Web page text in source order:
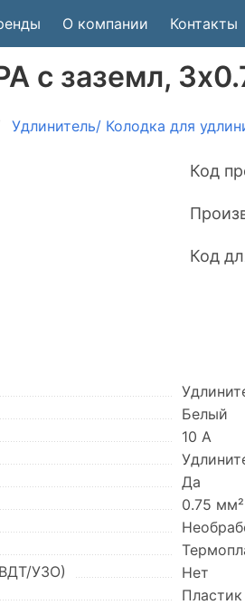
О компании Контакты
с заземл,
Удлинитель/ Колодка для
Код
Код
Белый
10 А
Да
0.75 мм²
УЗО)
Нет
Пластик